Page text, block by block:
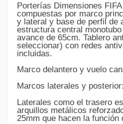
Porterías Dimensiones
compuestas por marco
y lateral y base de perfil de
estructura central
avance de 65cm. Tablero
seleccionar) con redes
incluidas.
Marco delantero y vuelo
Marcos laterales y
Laterales como el trasero
arquillos metálicos
25mm que hacen la función